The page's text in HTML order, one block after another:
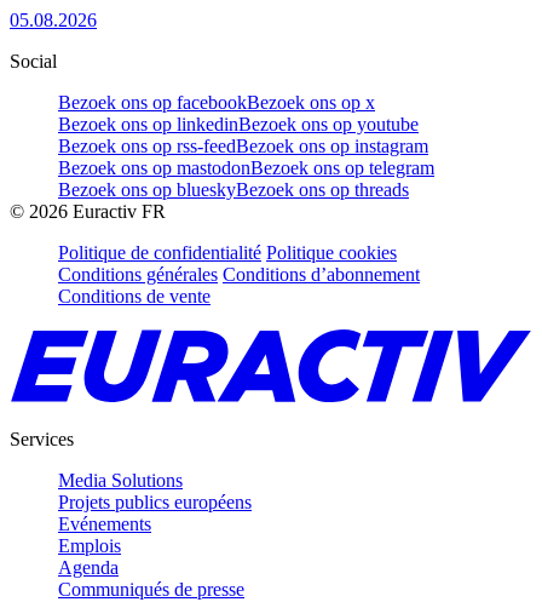
05.08.2026
Social
Bezoek ons op facebookBezoek ons op x
Bezoek ons op linkedinBezoek ons op youtube
Bezoek ons op rss-feedBezoek ons op instagram
Bezoek ons op mastodonBezoek ons op telegram
Bezoek ons op blueskyBezoek ons op threads
© 2026 Euractiv FR
Politique de confidentialité Politique cookies
Conditions générales Conditions d’abonnement
Conditions de vente
Services
Media Solutions
Projets publics européens
Evénements
Emplois
Agenda
Communiqués de presse